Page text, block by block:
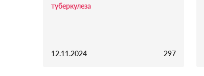
туберкулеза
12.11.2024 297